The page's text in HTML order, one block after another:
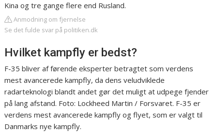
Kina og tre gange flere end Rusland.
Anmodning om fjernelse
Se det fulde svar på politiken.dk
Hvilket kampfly er bedst?
F-35 bliver af førende eksperter betragtet som verdens
mest avancerede kampfly, da dens veludviklede
radarteknologi blandt andet gør det muligt at udpege fjender
på lang afstand. Foto: Lockheed Martin / Forsvaret. F-35 er
verdens mest avancerede kampfly og flyet, som er valgt til
Danmarks nye kampfly.